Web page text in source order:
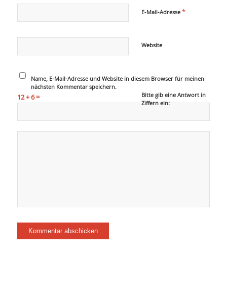
E-Mail-Adresse *
Website
Name, E-Mail-Adresse und Website in diesem Browser für meinen
nächsten Kommentar speichern.
Bitte gib eine Antwort in
Ziffern ein:
12 + 6 =